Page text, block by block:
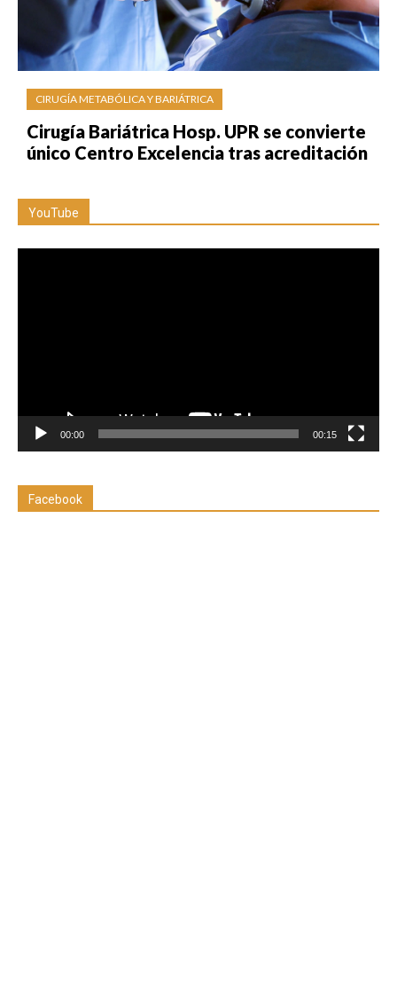
CIRUGÍA METABÓLICA Y BARIÁTRICA
Cirugía Bariátrica Hosp. UPR se convierte
único Centro Excelencia tras acreditación
YouTube
00:00 00:15
Facebook